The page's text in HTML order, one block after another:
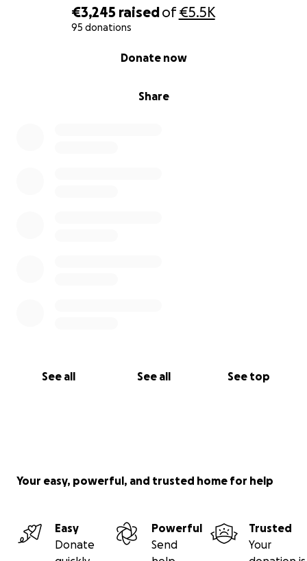
€3,245 raisedof€5.5K
95 donations
Share
Donate now
See all See all See top
Your easy, powerful, and trusted home for help
Easy
Donate
Powerful
Send
Trusted
Your